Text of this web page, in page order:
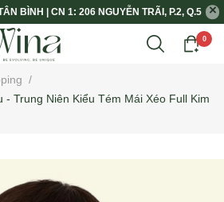
BÌNH | CN 1: 206 NGUYỄN TRÃI, P.2, Q.5
0
/
Trung Niên Kiểu Tém Mái Xéo Full Kim